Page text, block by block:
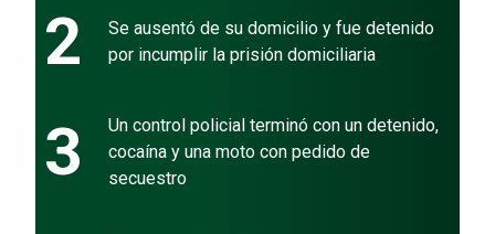
2
Se ausentó de su domicilio y fue detenido
por incumplir la prisión domiciliaria
3
Un control policial terminó con un detenido,
cocaína y una moto con pedido de
secuestro